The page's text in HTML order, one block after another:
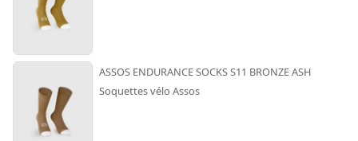
ASSOS ENDURANCE SOCKS S11 BRONZE ASH
Soquettes vélo Assos